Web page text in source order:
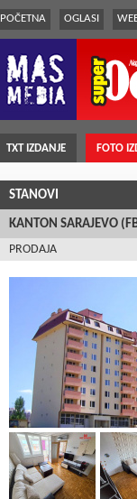
POČETNA OGLASI
TXT IZDANJE FOTO
STANOVI
KANTON SARAJEVO
PRODAJA